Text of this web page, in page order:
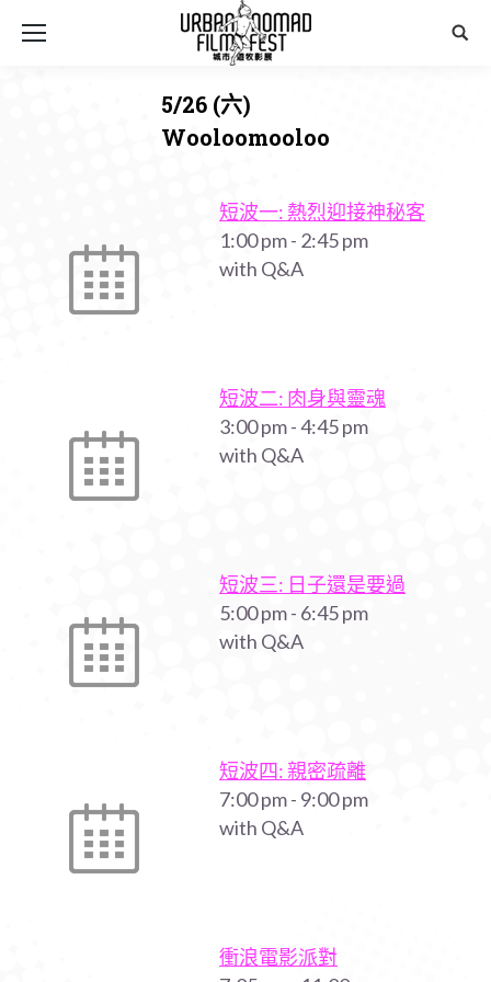
5/26 (六)
Wooloomooloo
短波一: 熱烈迎接神秘客
1:00 pm- 2:45 pm
with Q&A
短波二: 肉身與靈魂
3:00 pm-4:45 pm
with Q&A
短波三: 日子還是要過
5:00 pm- 6:45 pm
with Q&A
短波四: 親密疏離
7:00 pm- 9:00 pm
with Q&A
衝浪電影派對